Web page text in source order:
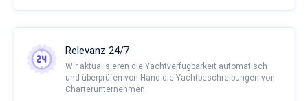
Relevanz 24/7
Wir aktualisieren die Yachtverfügbarkeit automatisch
und überprüfen von Hand die Yachtbeschreibungen von
Charterunternehmen.